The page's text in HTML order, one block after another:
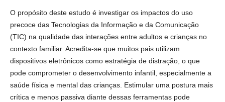
O propósito deste estudo é investigar os impactos do uso
precoce das Tecnologias da Informação e da Comunicação
(TIC) na qualidade das interações entre adultos e crianças no
contexto familiar. Acredita-se que muitos pais utilizam
dispositivos eletrônicos como estratégia de distração, o que
pode comprometer o desenvolvimento infantil, especialmente a
saúde física e mental das crianças. Estimular uma postura mais
crítica e menos passiva diante dessas ferramentas pode